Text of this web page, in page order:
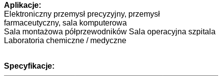
Aplikacje:
Elektroniczny przemysł precyzyjny, przemysł
farmaceutyczny, sala komputerowa
Sala montażowa półprzewodników Sala operacyjna szpitala
Laboratoria chemiczne / medyczne
Specyfikacje: